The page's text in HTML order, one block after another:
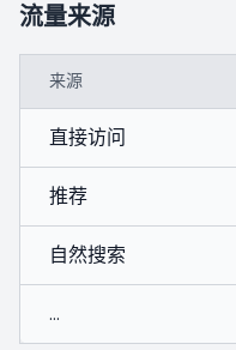
流量来源
来源
直接访问
推荐
自然搜索
...